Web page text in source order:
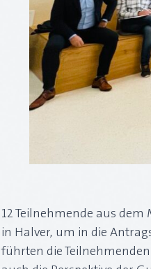
12 Teilnehmende aus
in Halver, um in die
führten die